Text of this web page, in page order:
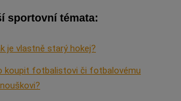
sportovní témata:
je vlastně starý hokej?
koupit fotbalistovi či fotbalovému